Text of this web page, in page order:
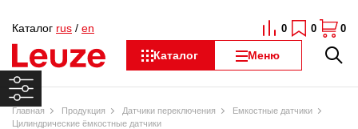
Каталог Меню
Каталог rus / en 0 0 0
Главная Продукция Датчики переключения
Емкостные датчики
Цилиндрические ёмкостные датчики